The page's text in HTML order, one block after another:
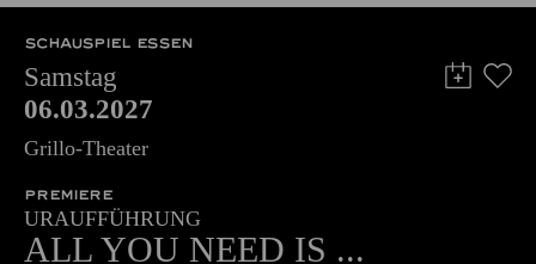
57,00 51,00 42,00 35,00
SCHAUSPIEL ESSEN
Samstag
06.03.2027
Grillo-Theater